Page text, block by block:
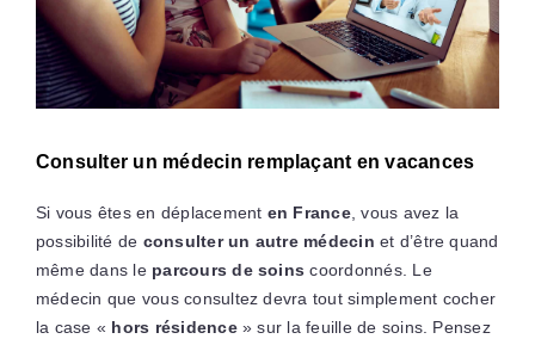
Consulter un médecin remplaçant en vacances
Si vous êtes en déplacement en France, vous avez la
possibilité de consulter un autre médecin et d’être quand
même dans le parcours de soins coordonnés. Le
médecin que vous consultez devra tout simplement cocher
la case « hors résidence» sur la feuille de soins. Pensez